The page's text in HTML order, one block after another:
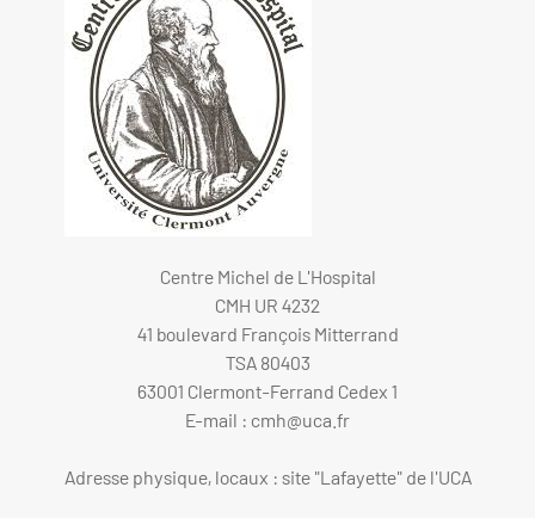
Centre Michel de L'Hospital
CMH UR 4232
41 boulevard François Mitterrand
TSA 80403
63001 Clermont-Ferrand Cedex 1
E-mail : cmh@uca.fr
Adresse physique, locaux : site "Lafayette" de l'UCA